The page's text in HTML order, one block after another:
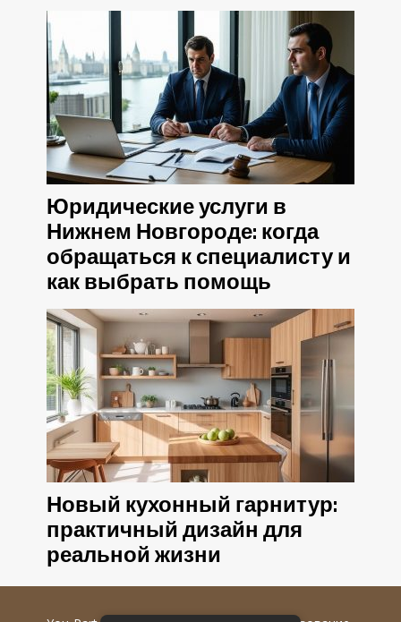
Юридические услуги в
Нижнем Новгороде: когда
обращаться к специалисту и
как выбрать помощь
Новый кухонный гарнитур:
практичный дизайн для
реальной жизни